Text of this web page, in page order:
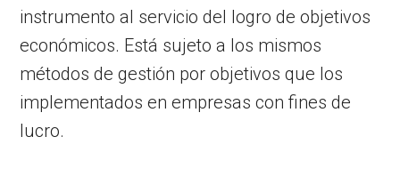
instrumento al servicio del logro de objetivos
económicos. Está sujeto a los mismos
métodos de gestión por objetivos que los
implementados en empresas con fines de
lucro.